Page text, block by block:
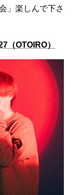
」楽しんで下さ
（OTOIRO）